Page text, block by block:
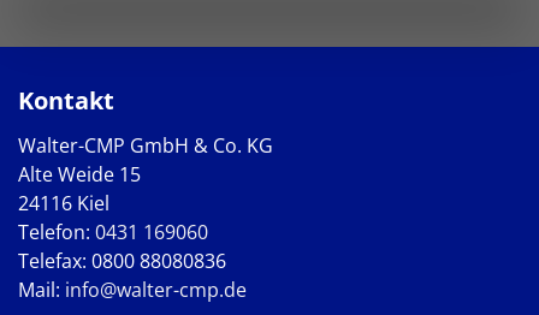
Kontakt
Walter-CMP GmbH & Co. KG
Alte Weide 15
24116 Kiel
Telefon: 0431 169060
Telefax: 0800 88080836
Mail: info@walter-cmp.de